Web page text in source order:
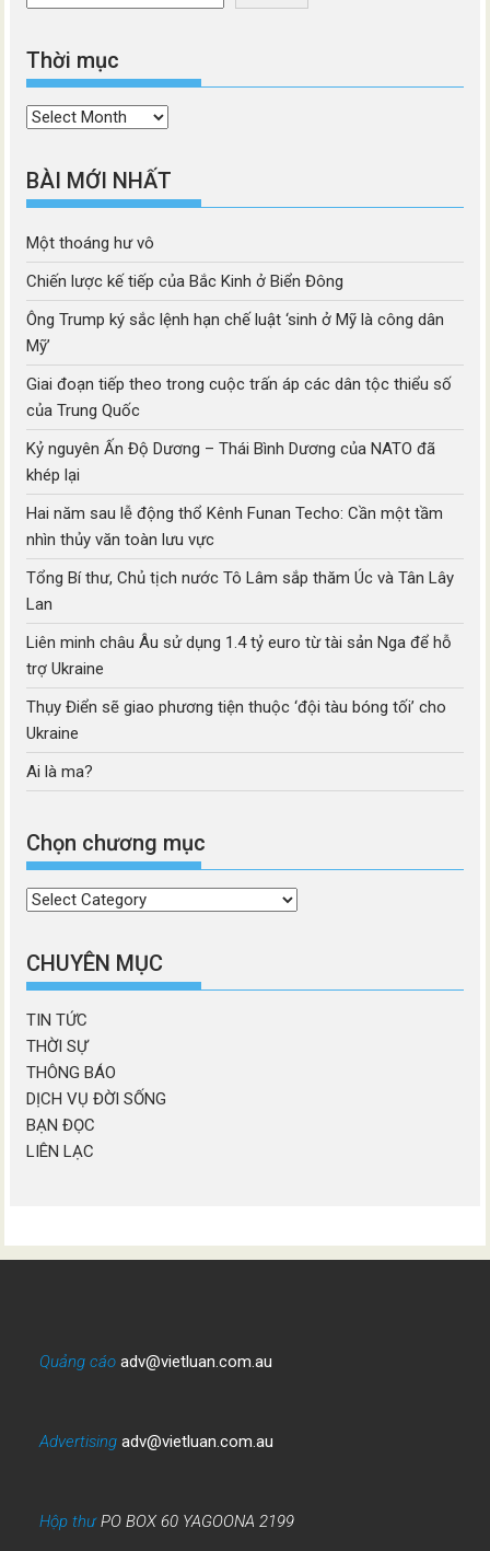
Thời mục
Thời
BÀI MỚI NHẤT
Một thoáng hư vô
Chiến lược kế tiếp của Bắc Kinh ở Biển Đông
Ông Trump ký sắc lệnh hạn chế luật ‘sinh ở Mỹ là công dân
Mỹ’
Giai đoạn tiếp theo trong cuộc trấn áp các dân tộc thiểu số
của Trung Quốc
Kỷ nguyên Ấn Độ Dương – Thái Bình Dương của NATO đã
khép lại
Hai năm sau lễ động thổ Kênh Funan Techo: Cần một tầm
nhìn thủy văn toàn lưu vực
Tổng Bí thư, Chủ tịch nước Tô Lâm sắp thăm Úc và Tân Lây
Lan
Liên minh châu Âu sử dụng 1.4 tỷ euro từ tài sản Nga để hỗ
trợ Ukraine
Thụy Điển sẽ giao phương tiện thuộc ‘đội tàu bóng tối’ cho
Ukraine
Ai là ma?
Chọn chương mục
Chọn
mục
CHUYÊN MỤC
TIN TỨC
THỜI SỰ
THÔNG BÁO
DỊCH VỤ ĐỜI SỐNG
BẠN ĐỌC
LIÊN LẠC
Quảng cáo adv@vietluan.com.au
Advertising adv@vietluan.com.au
Hộp thưPO BOX 60 YAGOONA 2199